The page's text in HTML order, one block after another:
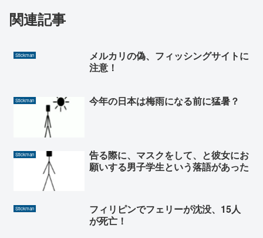
関連記事
Stickman
メルカリの偽、フィッシングサイトに
注意！
Stickman 今年の日本は梅雨になる前に猛暑？
Stickman
告る際に、マスクをして、と彼女にお
願いする男子学生という落語があった
Stickman
フィリピンでフェリーが沈没、15人
が死亡！